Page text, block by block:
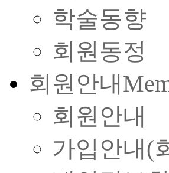
학술동향
회원동정
회원안내
회원안내
가입안내(